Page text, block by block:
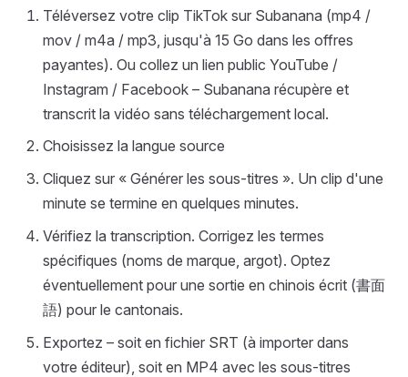
Téléversez votre clip TikTok sur Subanana (mp4 /
mov / m4a / mp3, jusqu'à 15 Go dans les offres
payantes). Ou collez un lien public YouTube /
Instagram / Facebook – Subanana récupère et
transcrit la vidéo sans téléchargement local.
Choisissez la langue source
Cliquez sur « Générer les sous-titres ». Un clip d'une
minute se termine en quelques minutes.
Vérifiez la transcription. Corrigez les termes
spécifiques (noms de marque, argot). Optez
éventuellement pour une sortie en chinois écrit (書面
語) pour le cantonais.
Exportez – soit en fichier SRT (à importer dans
votre éditeur), soit en MP4 avec les sous-titres